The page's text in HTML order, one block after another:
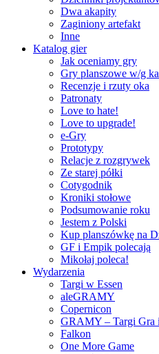
Dwa akapity
Zaginiony artefakt
Inne
Katalog gier
Jak oceniamy gry
Gry planszowe w/g
Recenzje i rzuty oka
Patronaty
Love to hate!
Love to upgrade!
e-Gry
Prototypy
Relacje z rozgrywek
Ze starej półki
Cotygodnik
Kroniki stołowe
Podsumowanie roku
Jestem z Polski
Kup planszówkę na
GF i Empik polecają
Mikołaj poleca!
Wydarzenia
Targi w Essen
aleGRAMY
Copernicon
GRAMY – Targi Gra
Falkon
One More Game